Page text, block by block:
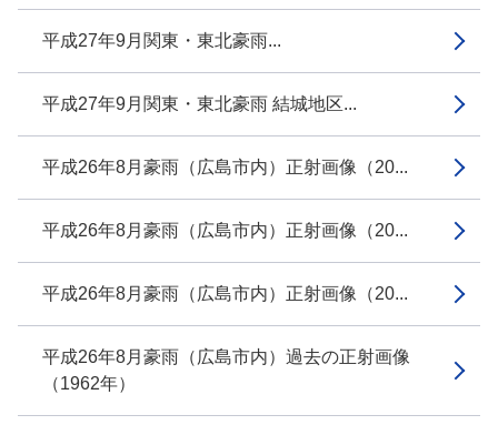
平成27年9月関東・東北豪雨...
平成27年9月関東・東北豪雨 結城地区...
平成26年8月豪雨（広島市内）正射画像（20...
平成26年8月豪雨（広島市内）正射画像（20...
平成26年8月豪雨（広島市内）正射画像（20...
平成26年8月豪雨（広島市内）過去の正射画像
（1962年）